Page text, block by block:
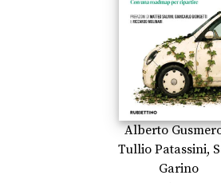
Alberto
Tullio Patassini,
Garino